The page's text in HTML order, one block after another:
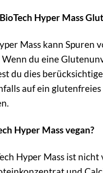
Hyper Mass
Mass kann Spuren
du eine
du dies
auf ein
Hyper Mass vegan?
Hyper Mass ist nicht